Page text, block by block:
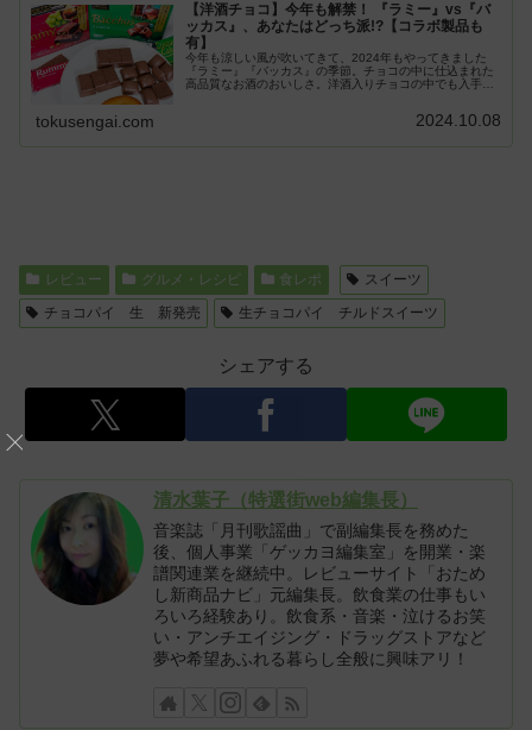
【洋酒チョコ】今年も解禁！ 『ラミー』vs『バ
ッカス』、あなたはどっち派!?【コラボ製品も
有】
今年も涼しい風が吹いてきて、2024年もやってきました
『ラミー』『バッカス』の季節。チョコの中に仕込まれた
高品質なお酒のおいしさ。洋酒入りチョコの中でも入手し
tokusengai.com 2024.10.08
レビュー グルメ・レシピ 食レポ
スイーツ
チョコパイ 生 新発売
生チョコパイ チルドスイーツ
シェアする
清水葉子（特選街web編集長）
音楽誌「月刊歌謡曲」で副編集長を務めた
後、個人事業「ゲッカヨ編集室」を開業・楽
譜関連業を継続中。レビューサイト「おため
し新商品ナビ」元編集長。飲食業の仕事もい
ろいろ経験あり。飲食系・音楽・泣けるお笑
い・アンチエイジング・ドラッグストアなど
夢や希望あふれる暮らし全般に興味アリ！